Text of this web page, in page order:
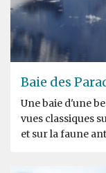
Baie des
Une baie d'une
vues classiques
et sur la faune